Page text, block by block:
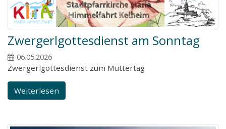
Zwergerlgottesdienst am Sonntag
06.05.2026
Zwergerlgottesdienst zum Muttertag
Weiterlesen